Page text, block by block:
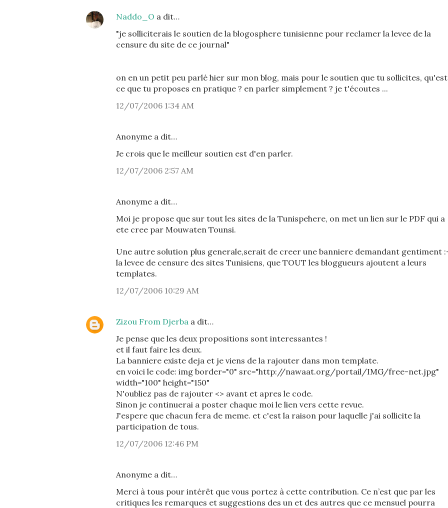
Naddo_O a dit…
"je solliciterais le soutien de la blogosphere tunisienne pour reclamer la levee de la
censure du site de ce journal"
on en un petit peu parlé hier sur mon blog, mais pour le soutien que tu sollicites,
ce que tu proposes en pratique ? en parler simplement ? je t'écoutes ...
12/07/2006 1:34 AM
Anonyme a dit…
Je crois que le meilleur soutien est d'en parler.
12/07/2006 2:57 AM
Anonyme a dit…
Moi je propose que sur tout les sites de la Tunispehere, on met un lien sur le PDF qui a
ete cree par Mouwaten Tounsi.
Une autre solution plus generale,serait de creer une banniere demandant gentiment
la levee de censure des sites Tunisiens, que TOUT les bloggueurs ajoutent a leurs
templates.
12/07/2006 10:29 AM
Zizou From Djerba a dit…
Je pense que les deux propositions sont interessantes !
et il faut faire les deux.
La banniere existe deja et je viens de la rajouter dans mon template.
en voici le code: img border="0" src="http://nawaat.org/portail/IMG/free-net.jpg"
width="100" height="150"
N'oubliez pas de rajouter <> avant et apres le code.
Sinon je continuerai a poster chaque moi le lien vers cette revue.
J'espere que chacun fera de meme. et c'est la raison pour laquelle j'ai sollicite la
participation de tous.
12/07/2006 12:46 PM
Anonyme a dit…
Merci à tous pour intérêt que vous portez à cette contribution. Ce n’est que par les
critiques les remarques et suggestions des un et des autres que ce mensuel pourra